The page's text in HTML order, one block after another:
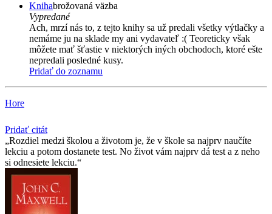
Knihabrožovaná väzba
Vypredané
Ach, mrzí nás to, z tejto knihy sa už predali všetky výtlačky a
nemáme ju na sklade my ani vydavateľ :( Teoreticky však
môžete mať šťastie v niektorých iných obchodoch, ktoré ešte
nepredali posledné kusy.
Pridať do zoznamu
Hore
Pridať citát
Rozdiel medzi školou a životom je, že v škole sa najprv naučíte
lekciu a potom dostanete test. No život vám najprv dá test a z neho
si odnesiete lekciu.